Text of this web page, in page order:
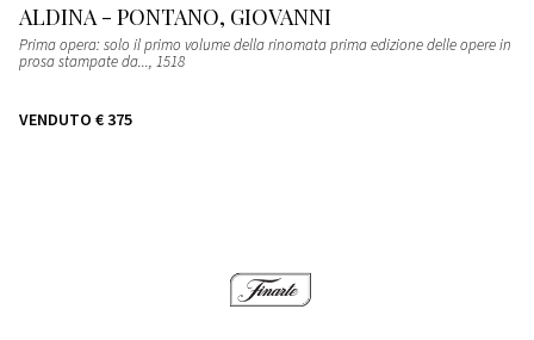
ALDINA - PONTANO, GIOVANNI
Prima opera: solo il primo volume della rinomata prima edizione delle opere in
prosa stampate da..., 1518
VENDUTO € 375